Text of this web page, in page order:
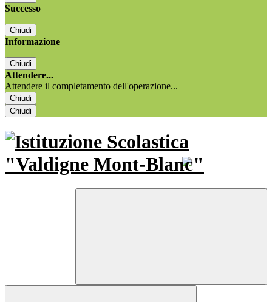
Successo
Chiudi
Informazione
Chiudi
Attendere...
Attendere il completamento dell'operazione...
Chiudi
Chiudi